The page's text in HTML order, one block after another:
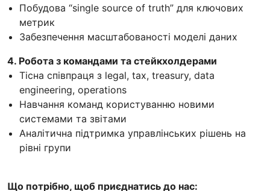
Побудова “single source of truth” для ключових
метрик
Забезпечення масштабованості моделі даних
4. Робота з командами та стейкхолдерами
Тісна співпраця з legal, tax, treasury, data
engineering, operations
Навчання команд користуванню новими
системами та звітами
Аналітична підтримка управлінських рішень на
рівні групи
Що потрібно, щоб приєднатись до нас: